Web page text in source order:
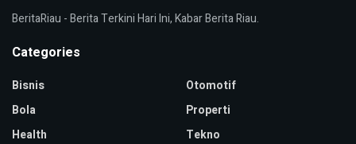
BeritaRiau - Berita Terkini Hari Ini, Kabar Berita Riau.
Categories
Bisnis
Bola
Health
Otomotif
Properti
Tekno